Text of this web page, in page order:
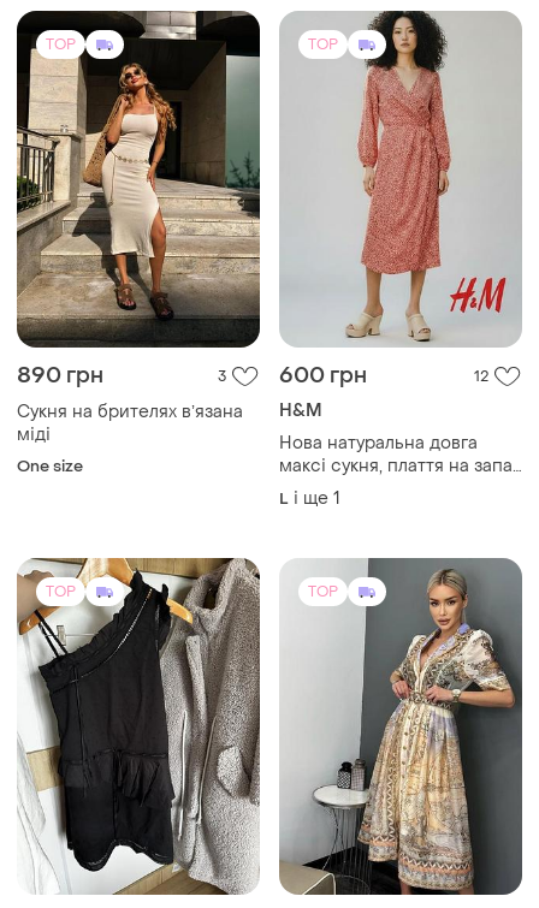
TOP
890 грн 3
Сукня на брителях вʼязана
міді
One size
TOP
600 грн 12
H&M
Нова натуральна довга
максі сукня, плаття на запах
від h&m.
L і ще 1
TOP TOP